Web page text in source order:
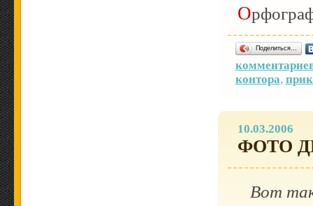
Поделиться…
контора,
10.03.2006
ФОТО
Вот